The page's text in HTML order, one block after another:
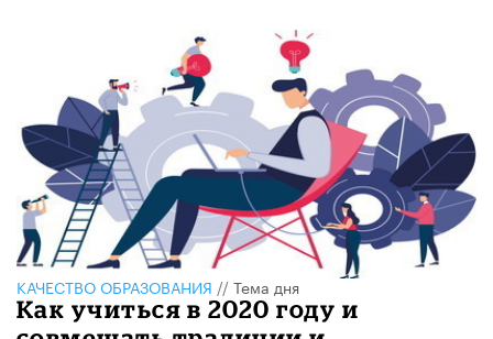
КАЧЕСТВО ОБРАЗОВАНИЯ // Тема дня
Как учиться в 2020 году и